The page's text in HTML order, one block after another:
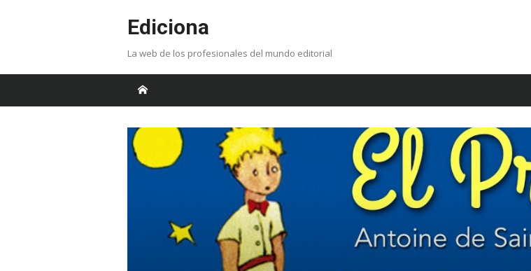
Ediciona
La web de los profesionales del mundo editorial